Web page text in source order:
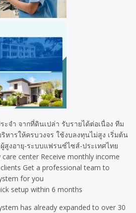
ะจำ จากที่ดินเปล่า รับรายได้ต่อเนื่อง ทีม
หารให้ครบวงจร ใช้งบลงทุนไม่สูง เริ่มต้น
สูงอายุ-ระบบแฟรนซ์ไซส์-ประเทศไทย
center Receive monthly income
Get a professional team to
for you
setup within 6 months
has already expanded to over 30